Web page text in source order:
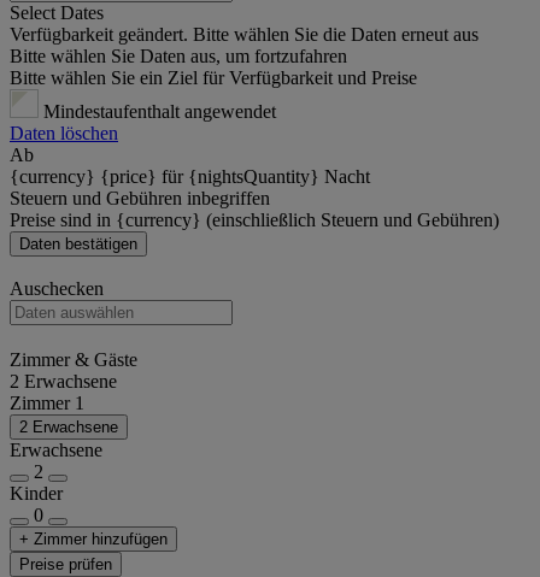
Select Dates
Verfügbarkeit geändert. Bitte wählen Sie die Daten erneut aus
Bitte wählen Sie Daten aus, um fortzufahren
Bitte wählen Sie ein Ziel für Verfügbarkeit und Preise
Mindestaufenthalt angewendet
Daten löschen
Ab
{currency} {price} für {nightsQuantity} Nacht
Steuern und Gebühren inbegriffen
Preise sind in {currency} (einschließlich Steuern und Gebühren)
Daten bestätigen
Auschecken
Zimmer & Gäste
2 Erwachsene
Zimmer 1
2 Erwachsene
Erwachsene
2
Kinder
0
+ Zimmer hinzufügen
Preise prüfen